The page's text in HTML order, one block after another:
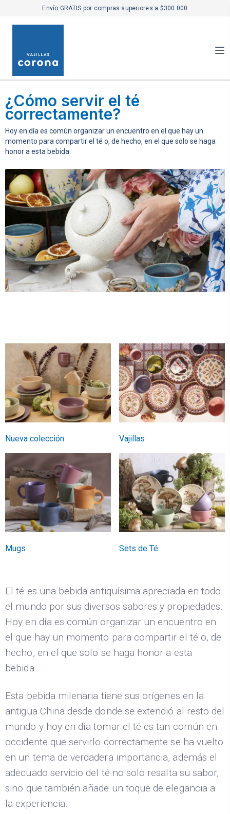
Envío GRATIS por compras superiores a $300.000
¿Cómo servir el té
correctamente?
Hoy en día es común organizar un encuentro en el que hay un
momento para compartir el té o, de hecho, en el que solo se haga
honor a esta bebida.
Nueva colección Vajillas
Mugs Sets de Té
El té es una bebida antiquísima apreciada en todo
el mundo por sus diversos sabores y propiedades.
Hoy en día es común organizar un encuentro en
el que hay un momento para compartir el té o, de
hecho, en el que solo se haga honor a esta
bebida.
Esta bebida milenaria tiene sus orígenes en la
antigua China desde donde se extendió al resto del
mundo y hoy en día tomar el té es tan común en
occidente que servirlo correctamente se ha vuelto
en un tema de verdadera importancia, además el
adecuado servicio del té no solo resalta su sabor,
sino que también añade un toque de elegancia a
la experiencia.